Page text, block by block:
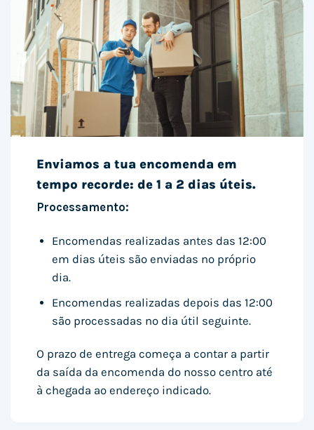
Enviamos a tua encomenda em
tempo recorde: de 1 a 2 dias úteis.
Processamento:
Encomendas realizadas antes das 12:00
em dias úteis são enviadas no próprio
dia.
Encomendas realizadas depois das 12:00
são processadas no dia útil seguinte.
O prazo de entrega começa a contar a partir
da saída da encomenda do nosso centro até
à chegada ao endereço indicado.